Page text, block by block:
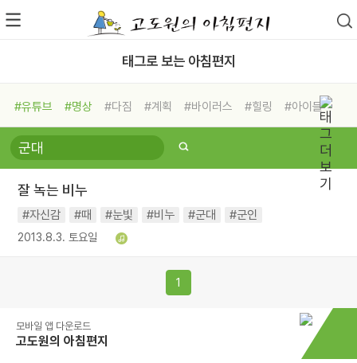
태그로 보는 아침편지
#유튜브 #명상 #다짐 #계획 #바이러스 #힐링
#아이들
#비전캠프
#독서캠프 #삶
#희망
#나눔 #친구 #링컨학교
#독서
#건강
잘 녹는 비누
#자신감 #때 #눈빛 #비누 #군대 #군인
2013.8.3. 토요일
1
모바일 앱 다운로드
고도원의 아침편지